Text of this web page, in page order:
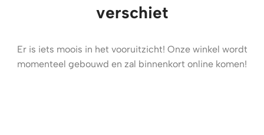
verschiet
Er is iets moois in het vooruitzicht! Onze winkel wordt
momenteel gebouwd en zal binnenkort online komen!